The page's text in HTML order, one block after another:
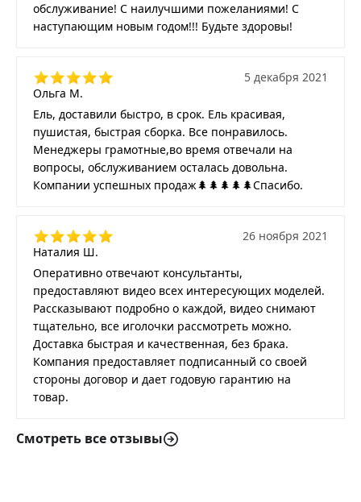
обслуживание! С наилучшими пожеланиями! С
наступающим новым годом!!! Будьте здоровы!
Ольга М.
5 декабря 2021
Ель, доставили быстро, в срок. Ель красивая,
пушистая, быстрая сборка. Все понравилось.
Менеджеры грамотные,во время отвечали на
вопросы, обслуживанием осталась довольна.
Компании успешных продаж🌲🌲🌲🌲🌲Спасибо.
Наталия Ш.
26 ноября 2021
Оперативно отвечают консультанты,
предоставляют видео всех интересующих моделей.
Рассказывают подробно о каждой, видео снимают
тщательно, все иголочки рассмотреть можно.
Доставка быстрая и качественная, без брака.
Компания предоставляет подписанный со своей
стороны договор и дает годовую гарантию на
товар.
Смотреть все отзывы